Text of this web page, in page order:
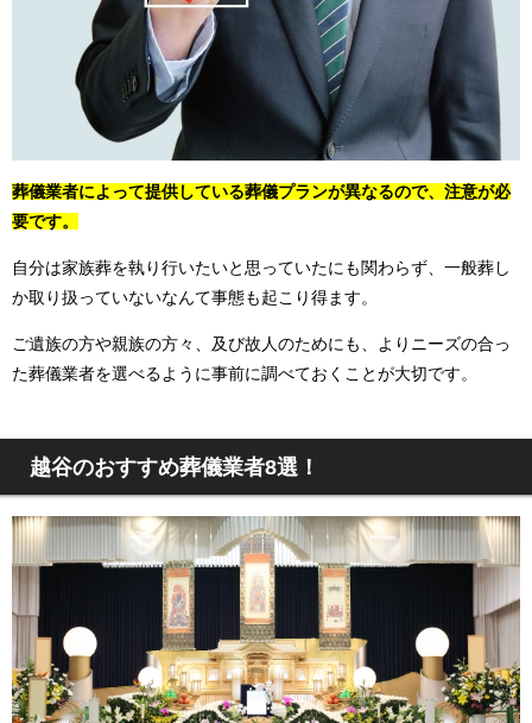
葬儀業者によって提供している葬儀プランが異なるので、注意が必
要です。
自分は家族葬を執り行いたいと思っていたにも関わらず、一般葬し
か取り扱っていないなんて事態も起こり得ます。
ご遺族の方や親族の方々、及び故人のためにも、よりニーズの合っ
た葬儀業者を選べるように事前に調べておくことが大切です。
越谷のおすすめ葬儀業者8選！